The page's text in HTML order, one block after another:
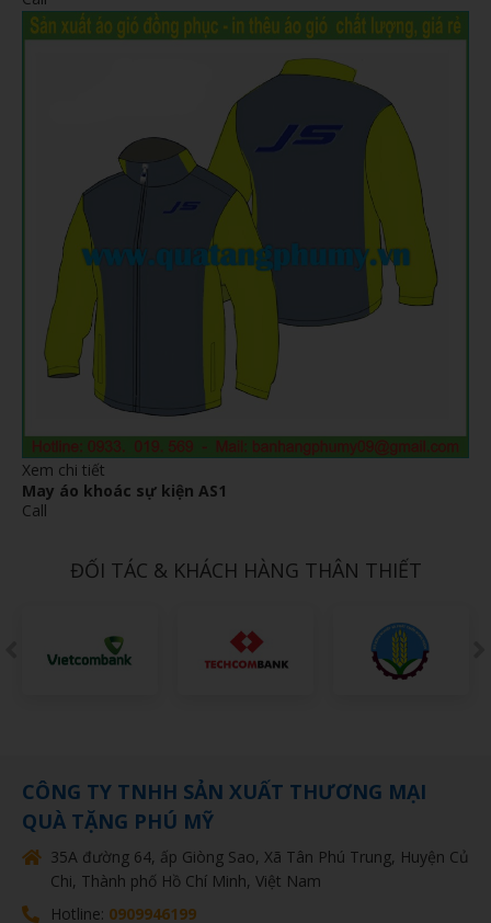
Xem chi tiết
May áo khoác sự kiện AS1
Call
ĐỐI TÁC & KHÁCH HÀNG THÂN THIẾT
CÔNG TY TNHH SẢN XUẤT THƯƠNG MẠI
QUÀ TẶNG PHÚ MỸ
35A đường 64, ấp Giòng Sao, Xã Tân Phú Trung, Huyện Củ
Chi, Thành phố Hồ Chí Minh, Việt Nam
Hotline: 0909946199